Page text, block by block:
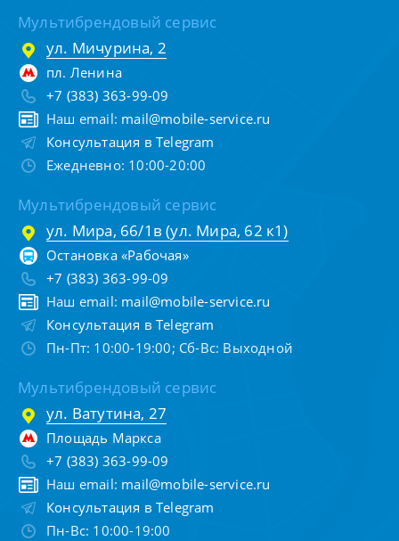
Мультибрендовый сервис
ул. Мичурина, 2
пл. Ленина
+7 (383) 363-99-09
Наш email: mail@mobile-service.ru
Консультация в Telegram
Ежедневно: 10:00-20:00
Мультибрендовый сервис
ул. Мира, 66/1в (ул. Мира, 62 к1)
Остановка «Рабочая»
+7 (383) 363-99-09
Наш email: mail@mobile-service.ru
Консультация в Telegram
Пн-Пт: 10:00-19:00; Сб-Вс: Выходной
Мультибрендовый сервис
ул. Ватутина, 27
Площадь Маркса
+7 (383) 363-99-09
Наш email: mail@mobile-service.ru
Консультация в Telegram
Пн-Вс: 10:00-19:00